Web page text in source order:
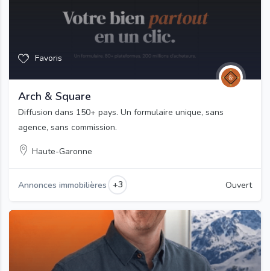
Favoris
Arch & Square
Diffusion dans 150+ pays. Un formulaire unique, sans
agence, sans commission.
Haute-Garonne
Annonces immobilières +3 Ouvert